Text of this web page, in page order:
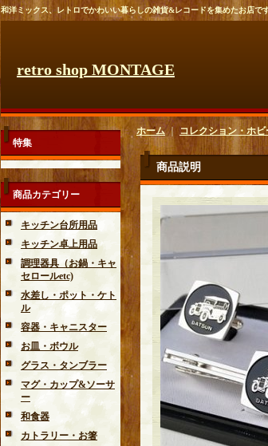
和洋ミックス、レトロでかわいい暮らしの雑貨&レコードを集めたお店です
retro shop MONTAGE
特集
商品カテゴリー
キッチン台所用品
キッチン卓上用品
調理器具（お鍋・キャ
セロールetc)
水差し・ポット・ケト
ル
容器・キャニスター
お皿・ボウル
グラス・タンブラー
マグ・カップ&ソーサ
ー
和食器
カトラリー・お箸
ホーム｜ コレクション・ホビ
商品説明